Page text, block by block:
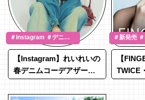
＃Instagram ＃デニム
＃向井怜衣
【Instagram】れいれいの
春デニムコーデアザーカ
＃新発売
SUIT
【
TWICE